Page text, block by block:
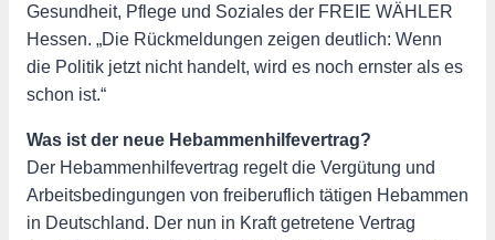
Gesundheit, Pflege und Soziales der FREIE WÄHLER
Hessen. „Die Rückmeldungen zeigen deutlich: Wenn
die Politik jetzt nicht handelt, wird es noch ernster als es
schon ist.“
Was ist der neue Hebammenhilfevertrag?
Der Hebammenhilfevertrag regelt die Vergütung und
Arbeitsbedingungen von freiberuflich tätigen Hebammen
in Deutschland. Der nun in Kraft getretene Vertrag